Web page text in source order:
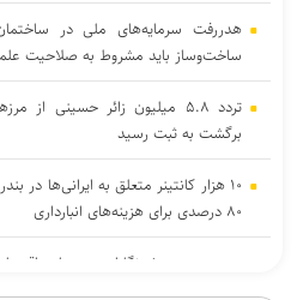
ساخت‌وساز باید مشروط به صلاحیت
تردد ۵.۸ میلیون زائر حسینی
برگشت به ثبت رسید
۱۰ هزار کانتینر متعلق به ایرانی‌ها
۸۰ درصدی برای هزینه‌های انبارداری
وزیر صمت: خبرنگاران دیده‌بان